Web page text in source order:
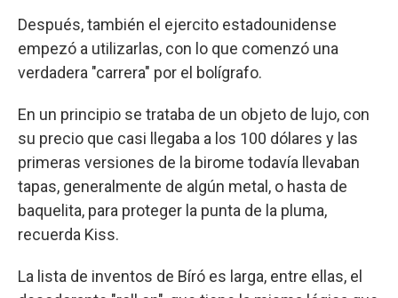
Después, también el ejercito estadounidense
empezó a utilizarlas, con lo que comenzó una
verdadera "carrera" por el bolígrafo.
En un principio se trataba de un objeto de lujo, con
su precio que casi llegaba a los 100 dólares y las
primeras versiones de la birome todavía llevaban
tapas, generalmente de algún metal, o hasta de
baquelita, para proteger la punta de la pluma,
recuerda Kiss.
La lista de inventos de Bíró es larga, entre ellas, el